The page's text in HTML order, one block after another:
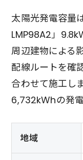
太陽光発電容量
LMP98A2」
周辺建物による
配線ルートを確
合わせて施工し
6,732kWhの発
地域